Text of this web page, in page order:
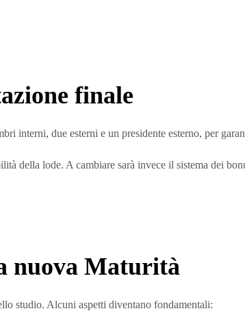
finale
interni, due esterni e un presidente esterno, per
della lode. A cambiare sarà invece il sistema dei
nuova Maturità
studio. Alcuni aspetti diventano fondamentali: